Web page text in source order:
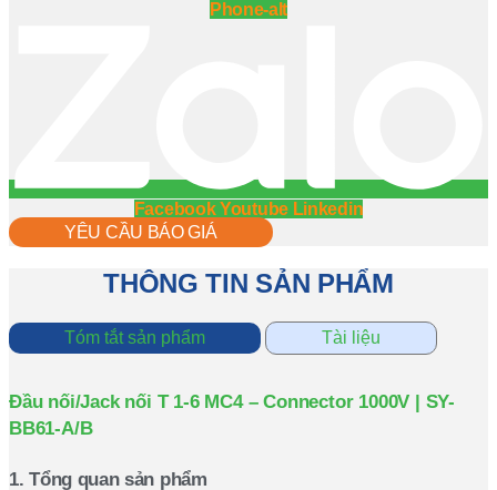
Phone-alt
Facebook Youtube Linkedin
YÊU CẦU BÁO GIÁ
THÔNG TIN SẢN PHẨM
Tóm tắt sản phẩm Tài liệu
Đầu nối/Jack nối T 1-6 MC4 – Connector 1000V | SY-
BB61-A/B
1. Tổng quan sản phẩm